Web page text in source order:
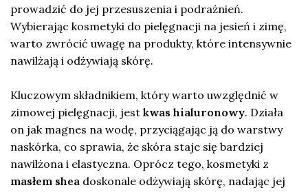
prowadzić do jej przesuszenia i podrażnień.
Wybierając kosmetyki do pielęgnacji na jesień i zimę,
warto zwrócić uwagę na produkty, które intensywnie
nawilżają i odżywiają skórę.
Kluczowym składnikiem, który warto uwzględnić w
zimowej pielęgnacji, jest kwas hialuronowy. Działa
on jak magnes na wodę, przyciągając ją do warstwy
naskórka, co sprawia, że skóra staje się bardziej
nawilżona i elastyczna. Oprócz tego, kosmetyki z
masłem shea doskonale odżywiają skórę, nadając jej